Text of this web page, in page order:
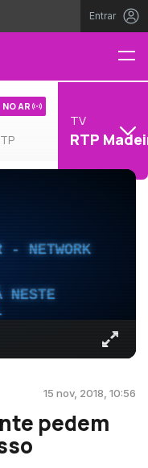
Entrar
NO AR
TV
RTP
- NETWORK
NESTE
15 nov, 2018, 10:56
pedem